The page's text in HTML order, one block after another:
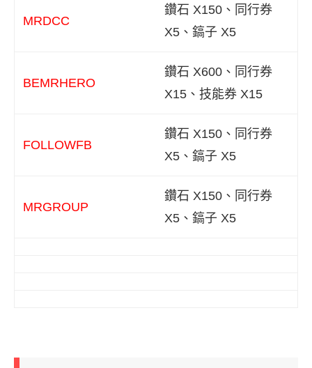
MRDCC
鑽石 X150、同行券
X5、鎬子 X5
BEMRHERO
鑽石 X600、同行券
X15、技能券 X15
FOLLOWFB
鑽石 X150、同行券
X5、鎬子 X5
MRGROUP
鑽石 X150、同行券
X5、鎬子 X5